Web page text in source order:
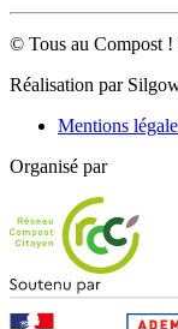
© Tous au Compost !
Réalisation par
Mentions
Organisé par